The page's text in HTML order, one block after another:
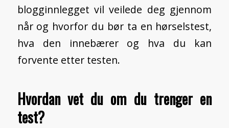
blogginnlegget vil veilede deg gjennom
når og hvorfor du bør ta en hørselstest,
hva den innebærer og hva du kan
forvente etter testen.
Hvordan vet du om du trenger en
test?